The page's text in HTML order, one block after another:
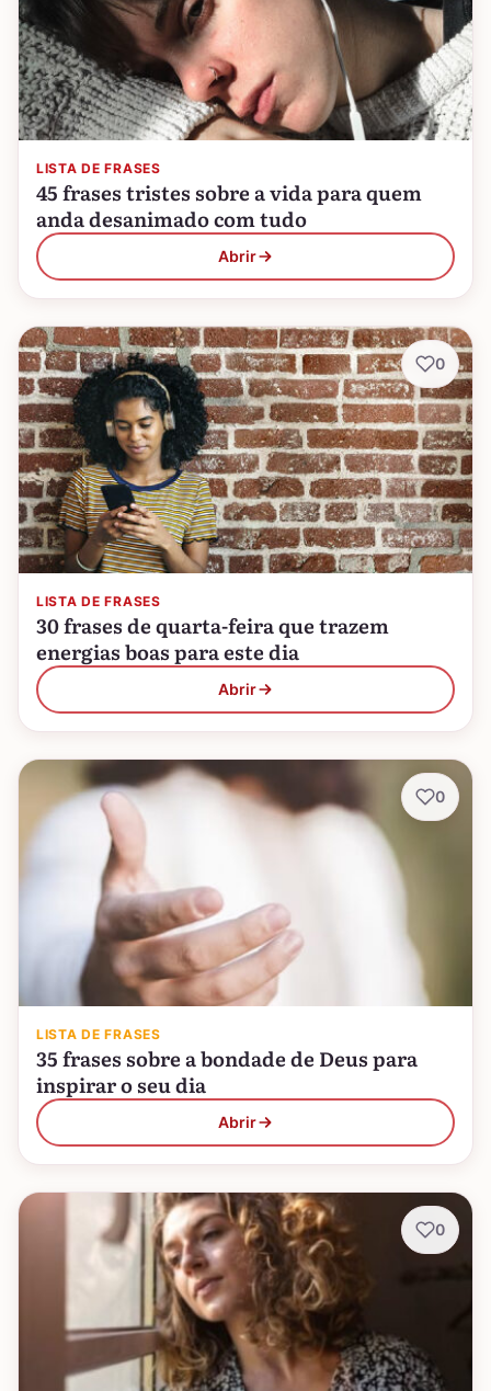
LISTA DE FRASES
45 frases tristes sobre a vida para quem
anda desanimado com tudo
Abrir
LISTA DE FRASES
30 frases de quarta-feira que trazem
energias boas para este dia
Abrir
0
LISTA DE FRASES
35 frases sobre a bondade de Deus para
inspirar o seu dia
Abrir
0
0